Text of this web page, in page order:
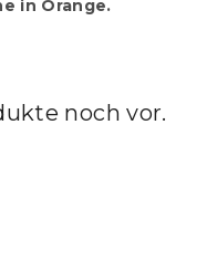
in Orange.
noch vor.